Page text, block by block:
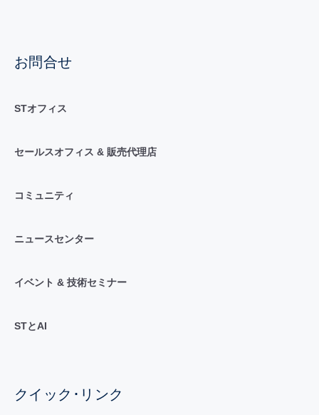
お問合せ
STオフィス
セールスオフィス & 販売代理店
コミュニティ
ニュースセンター
イベント & 技術セミナー
STとAI
クイック･リンク